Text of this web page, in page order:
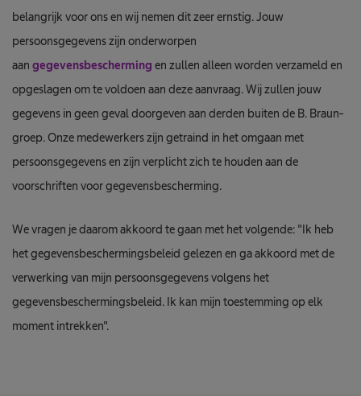
belangrijk voor ons en wij nemen dit zeer ernstig. Jouw
persoonsgegevens zijn onderworpen
aan gegevensbescherming en zullen alleen worden verzameld en
opgeslagen om te voldoen aan deze aanvraag. Wij zullen jouw
gegevens in geen geval doorgeven aan derden buiten de B. Braun-
groep. Onze medewerkers zijn getraind in het omgaan met
persoonsgegevens en zijn verplicht zich te houden aan de
voorschriften voor gegevensbescherming.
We vragen je daarom akkoord te gaan met het volgende: "Ik heb
het gegevensbeschermingsbeleid gelezen en ga akkoord met de
verwerking van mijn persoonsgegevens volgens het
gegevensbeschermingsbeleid. Ik kan mijn toestemming op elk
moment intrekken".